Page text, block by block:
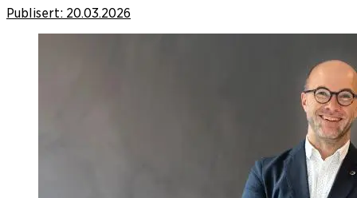
Publisert: 20.03.2026